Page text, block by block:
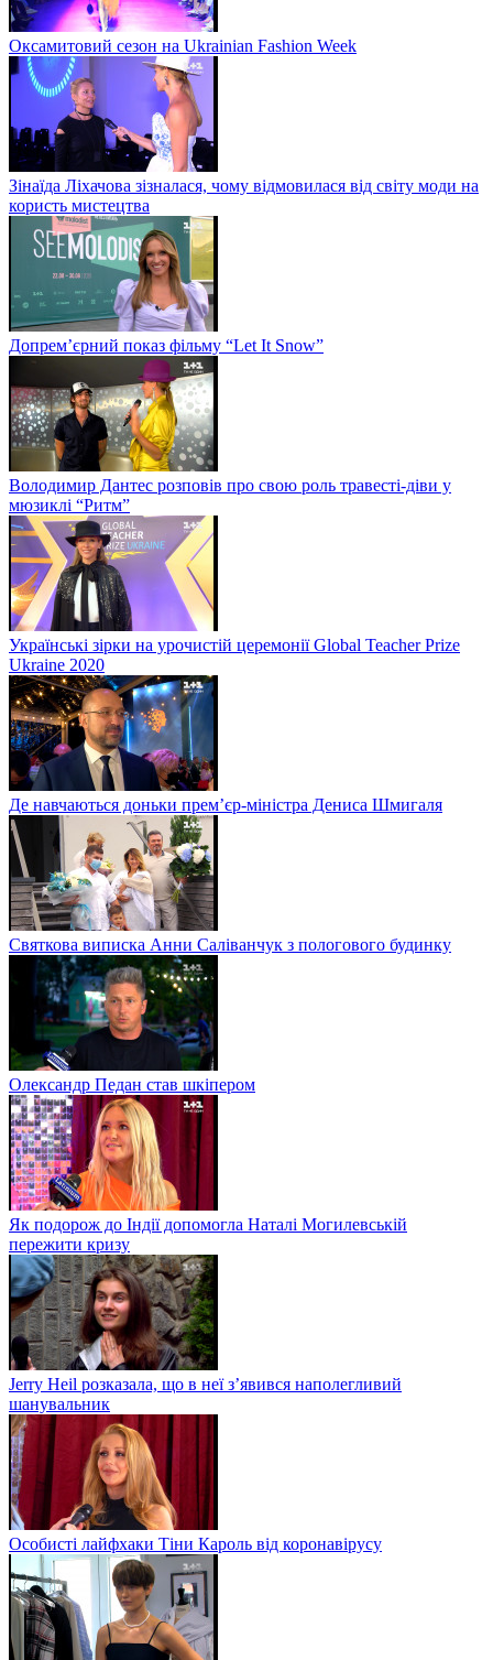
Оксамитовий сезон на Ukrainian Fashion Week
Зінаїда Ліхачова зізналася, чому відмовилася від світу моди на
користь мистецтва
Допрем’єрний показ фільму “Let It Snow”
Володимир Дантес розповів про свою роль травесті-діви у
мюзиклі “Ритм”
Українські зірки на урочистій церемонії Global Teacher Prize
Ukraine 2020
Де навчаються доньки прем’єр-міністра Дениса Шмигаля
Святкова виписка Анни Саліванчук з пологового будинку
Олександр Педан став шкіпером
Як подорож до Індії допомогла Наталі Могилевській
пережити кризу
Jerry Heil розказала, що в неї з’явився наполегливий
шанувальник
Особисті лайфхаки Тіни Кароль від коронавірусу